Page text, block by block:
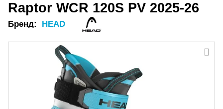
Raptor WCR 120S PV 2025-26
Бренд: HEAD